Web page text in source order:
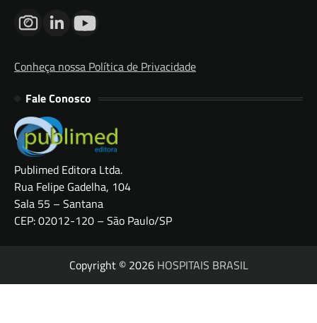
Conheça nossa Política de Privacidade
Fale Conosco
Publimed Editora Ltda.
Rua Felipe Gadelha, 104
Sala 55 – Santana
CEP: 02012-120 – São Paulo/SP
Copyright © 2026 HOSPITAIS BRASIL